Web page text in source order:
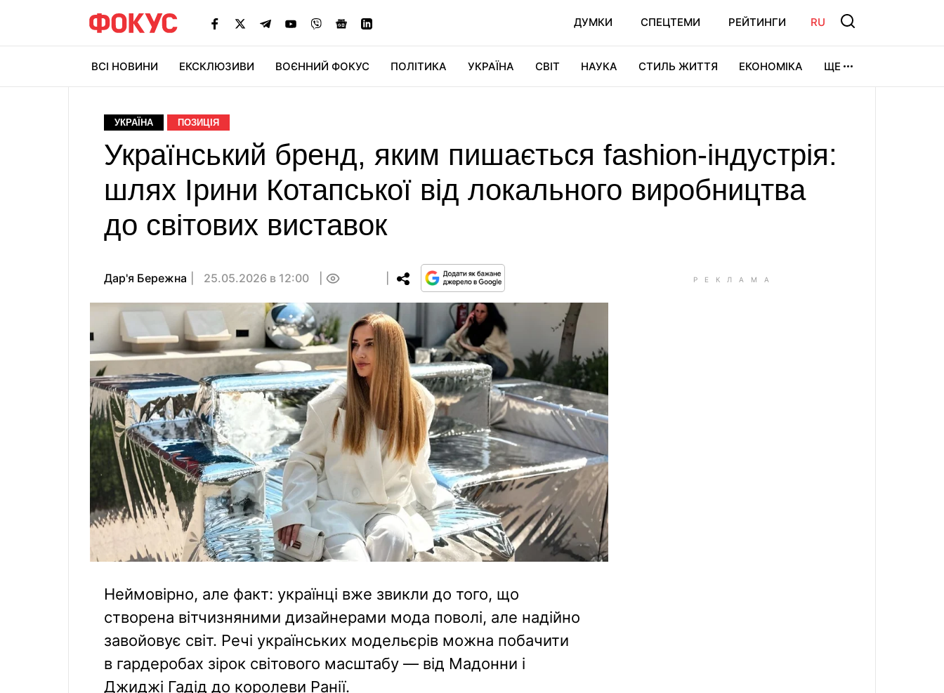
ДУМКИ СПЕЦТЕМИ РЕЙТИНГИ RU
ВСІ НОВИНИ ЕКСКЛЮЗИВИ ВОЄННИЙ ФОКУС ПОЛІТИКА УКРАЇНА СВІТ НАУКА СТИЛЬ ЖИТТЯ ЕКОНОМІКА ЩЕ
УКРАЇНА ПОЗИЦІЯ
Український бренд, яким пишається fashion-індустрія:
шлях Ірини Котапської від локального виробництва
до світових виставок
Дар'я Бережна 25.05.2026 в 12:00
Неймовірно, але факт: українці вже звикли до того, що
створена вітчизняними дизайнерами мода поволі, але надійно
завойовує світ. Речі українських модельєрів можна побачити
в гардеробах зірок світового масштабу — від Мадонни і
Джиджі Гадід до королеви Ранії.